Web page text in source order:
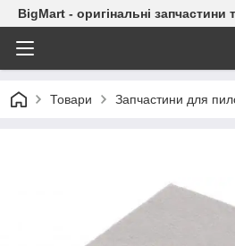
BigMart - оригінальні запчастини
Товари Запчастини для